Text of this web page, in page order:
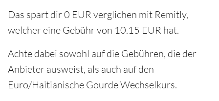
Das spart dir 0 EUR verglichen mit Remitly,
welcher eine Gebühr von 10.15 EUR hat.
Achte dabei sowohl auf die Gebühren, die der
Anbieter ausweist, als auch auf den
Euro/Haitianische Gourde Wechselkurs.